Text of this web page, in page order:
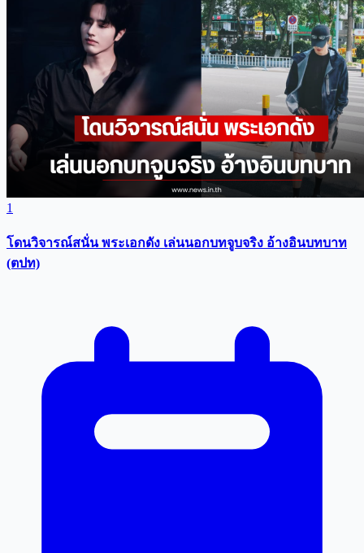
1
โดนวิจารณ์สนั่น พระเอกดัง เล่นนอกบทจูบจริง อ้างอินบทบาท
(ตปท)